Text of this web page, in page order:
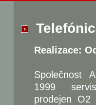
Realizace:
Společnost
1999
prodejen